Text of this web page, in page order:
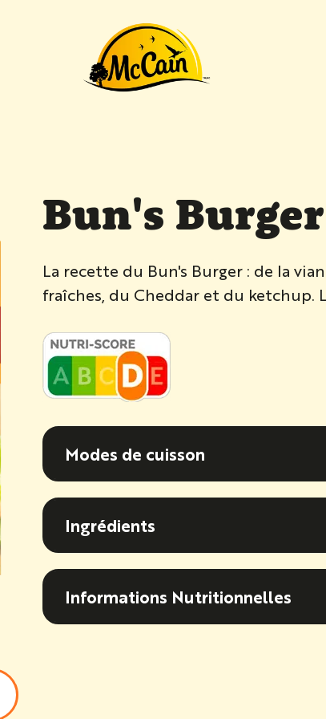
Bun's
La recette du Bun's Burger : de la
fraîches, du Cheddar et du ketchup.
Modes de cuisson
Modes de cuisson
Ingrédients
Ingrédients
Informations
Informations Nutritionnelles